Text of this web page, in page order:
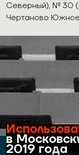
Северный), № 30
Чертаново
в
2019 года